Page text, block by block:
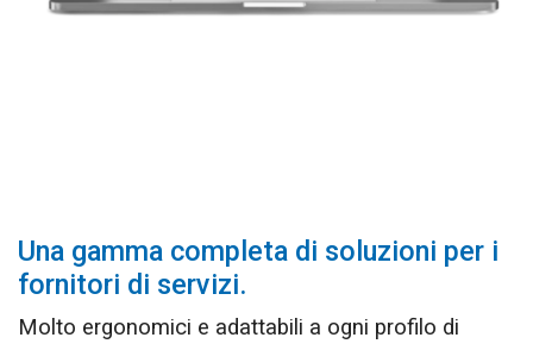
Una gamma completa di soluzioni per i
fornitori di servizi.
Molto ergonomici e adattabili a ogni profilo di